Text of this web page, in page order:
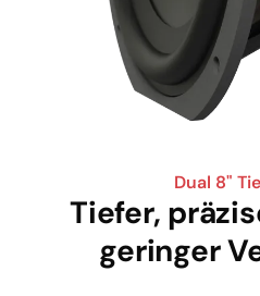
Dual 8"
Tiefer,
geringer